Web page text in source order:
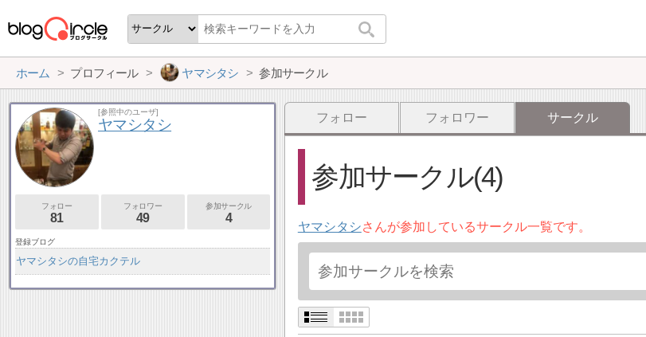
ホーム プロフィール ヤマシタシ 参加サークル
フォロー フォロワー サークル
参加サークル(4)
ヤマシタシさんが参加しているサークル一覧です。
[参照中のユーザ]
ヤマシタシ
フォロー
81
フォロワー
49
参加サークル
4
登録ブログ
ヤマシタシの自宅カクテル